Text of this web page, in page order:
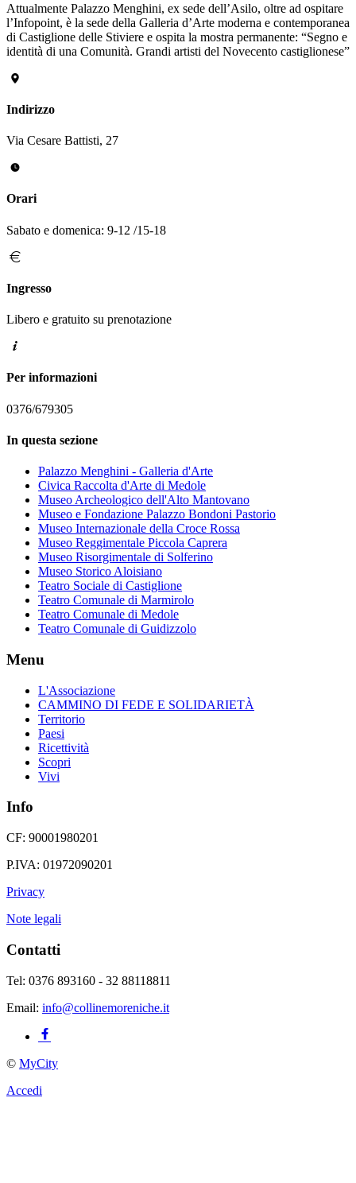
Attualmente Palazzo Menghini, ex sede dell’Asilo, oltre ad ospitare
l’Infopoint, è la sede della Galleria d’Arte moderna e contemporanea
di Castiglione delle Stiviere e ospita la mostra permanente: “Segno e
identità di una Comunità. Grandi artisti del Novecento castiglionese”
Indirizzo
Via Cesare Battisti, 27
Orari
Sabato e domenica: 9-12 /15-18
Ingresso
Libero e gratuito su prenotazione
Per informazioni
0376/679305
In questa sezione
Palazzo Menghini - Galleria d'Arte
Civica Raccolta d'Arte di Medole
Museo Archeologico dell'Alto Mantovano
Museo e Fondazione Palazzo Bondoni Pastorio
Museo Internazionale della Croce Rossa
Museo Reggimentale Piccola Caprera
Museo Risorgimentale di Solferino
Museo Storico Aloisiano
Teatro Sociale di Castiglione
Teatro Comunale di Marmirolo
Teatro Comunale di Medole
Teatro Comunale di Guidizzolo
Menu
L'Associazione
CAMMINO DI FEDE E SOLIDARIETÀ
Territorio
Paesi
Ricettività
Scopri
Vivi
Info
CF: 90001980201
P.IVA: 01972090201
Privacy
Note legali
Contatti
Tel: 0376 893160 - 32 88118811
Email: info@collinemoreniche.it
© MyCity
Accedi